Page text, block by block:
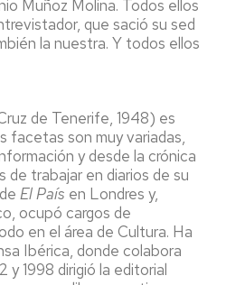
Muñoz Molina. Todos ellos
que sació su sed
la nuestra. Y todos ellos
de Tenerife, 1948) es
facetas son muy variadas,
y desde la crónica
de trabajar en diarios de su
El País en Londres y,
ocupó cargos de
en el área de Cultura. Ha
Ibérica, donde colabora
y 1998 dirigió la editorial